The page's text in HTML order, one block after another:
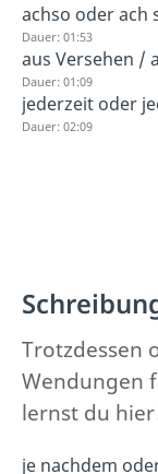
achso oder ach
Dauer: 01:53
aus Versehen /
Dauer: 01:09
jederzeit oder
Dauer: 02:09
Trotzdessen
Wendungen
lernst du
je nachdem